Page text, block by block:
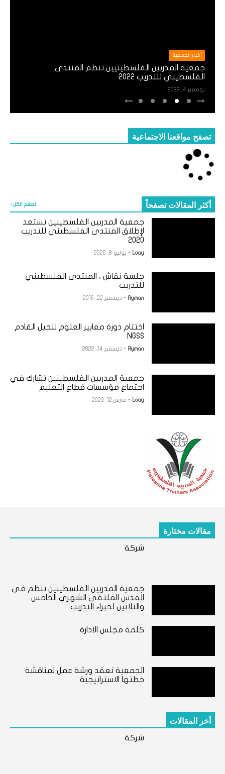
أخبار الجمعية
جمعية المدربين الفلسطينيين تنظم المنتدى
الفلسطيني للتدريب 2022
نوفمبر 4, 2022
تصفح مواقعنا الاجتماعية
أكثر المقالات تصفحاً تصفح الكل
جمعية المدربين الفلسطينين تستعد
لإطلاق المنتدى الفلسطيني للتدريب
2020
Loay - يوليو 8, 2020
جلسة نقاش ، المنتدى الفلسطيني
للتدريب
Ayman - ديسمبر 22, 2016
اختتام دورة معايير العلوم للجيل القادم
NGSS
Ayman - ديسمبر 14, 2022
جمعية المدربين الفلسطينين تشارك في
اجتماع مؤسسات قطاع التعليم
Loay - مارس 12, 2020
مقالات مختارة
شركة
جمعية المدربين الفلسطينين تنظم في
القدس الملتقى الشهري الخامس
والثلاثين لخبراء التدريب
كلمة مجلس الادارة
الجمعية تعقد ورشة عمل لمناقشة
خطتها الاستراتيجية
أخر المقالات
شركة